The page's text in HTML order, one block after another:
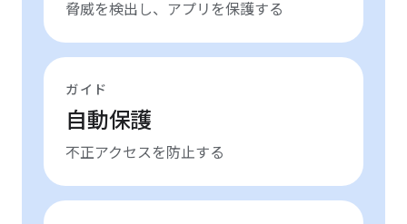
脅威を検出し、アプリを保護する
ガイド
自動保護
不正アクセスを防止する